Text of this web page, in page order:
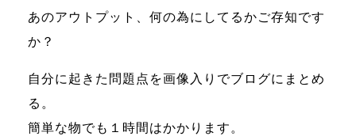
あのアウトプット、何の為にしてるかご存知です
か？
自分に起きた問題点を画像入りでブログにまとめ
る。
簡単な物でも１時間はかかります。